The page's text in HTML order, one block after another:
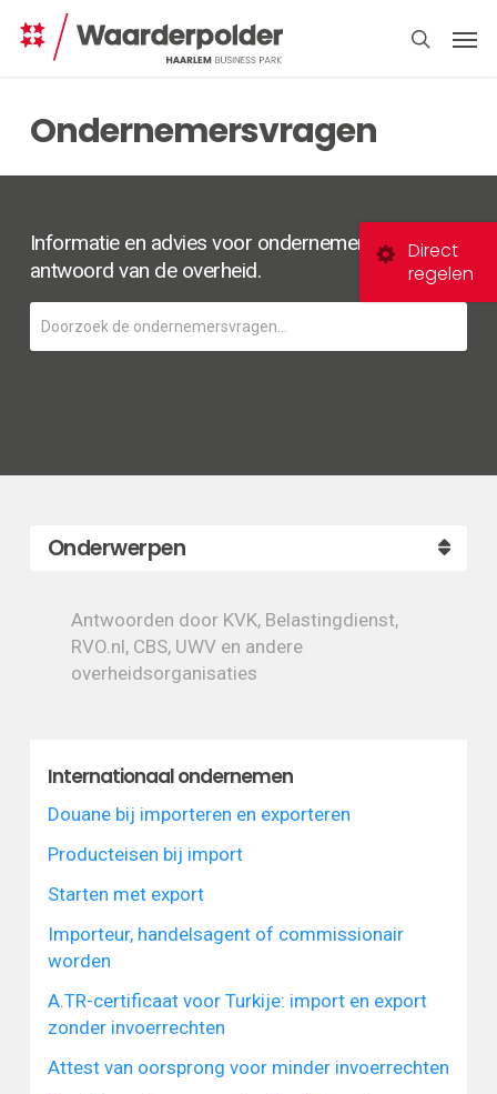
search
Ondernemersvragen
Informatie en advies voor ondernemers. Een
antwoord van de overheid.
Onderwerpen
Antwoorden door KVK, Belastingdienst,
RVO.nl, CBS, UWV en andere
overheidsorganisaties
Internationaal ondernemen
Douane bij importeren en exporteren
Producteisen bij import
Starten met export
Importeur, handelsagent of commissionair
worden
A.TR-certificaat voor Turkije: import en export
zonder invoerrechten
Attest van oorsprong voor minder invoerrechten
Direct
regelen